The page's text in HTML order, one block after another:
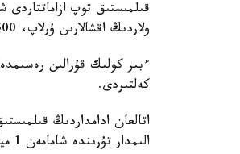
قىلمىستىق توپ
ولاردىڭ اقشالارىن ۇرلاپ، 500 گە جۋىق كولىك قۇرالىن زاڭسىز تىركەۋدى جۇزەگە اسىردى.
كەلتىردى.
اتالعان ادامداردىڭ
الىمدار تۇرىندە شامامەن 1 ميلليارد تەڭگە سوماسىنا زالال كەلتىرىلدى.